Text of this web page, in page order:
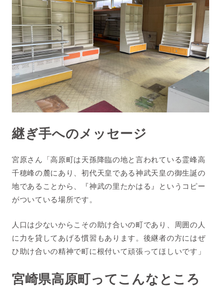
継ぎ手へのメッセージ
宮原さん「高原町は天孫降臨の地と言われている霊峰高
千穂峰の麓にあり、初代天皇である神武天皇の御生誕の
地であることから、『神武の里たかはる』というコピー
がついている場所です。
人口は少ないからこその助け合いの町であり、周囲の人
に力を貸してあげる慣習もあります。後継者の方にはぜ
ひ助け合いの精神で町に根付いて頑張ってほしいです 」
宮崎県高原町ってこんなところ